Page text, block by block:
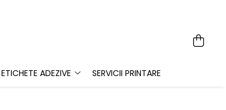
ETICHETE ADEZIVE SERVICII PRINTARE